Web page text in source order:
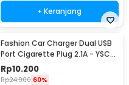
+ Keranjang
Fashion Car Charger Dual USB
Port Cigarette Plug 2.1A - YSC-
11
Rp10.200
Rp24.900 60%